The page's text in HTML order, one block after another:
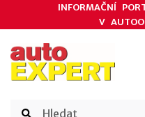
INFORMAČNÍ
V